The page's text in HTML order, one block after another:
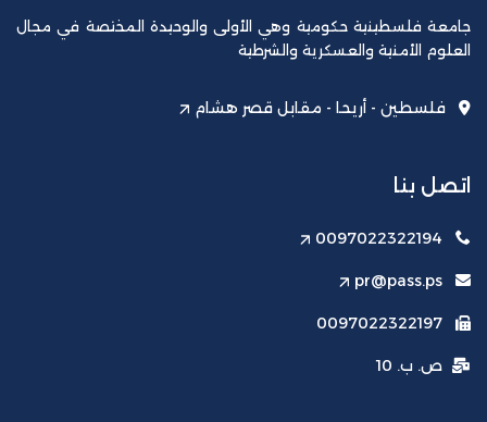
جامعة فلسطينية حكومية وهي الأولى والوحيدة المختصة في مجال
العلوم الأمنية والعسكرية والشرطية
فلسطين - أريحا - مقابل قصر هشام
اتصل بنا
0097022322194
pr@pass.ps
0097022322197
ص. ب. 10